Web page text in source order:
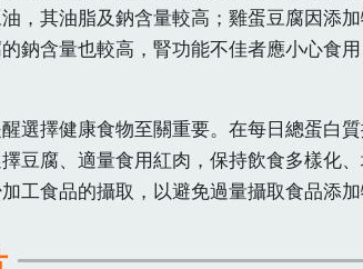
，其油脂及鈉含量較高；雞蛋豆腐因添
鈉含量也較高，腎功能不佳者應小心食
選擇健康食物至關重要。在每日總蛋白
豆腐、適量食用紅肉，保持飲食多樣化
工食品的攝取，以避免過量攝取食品添加